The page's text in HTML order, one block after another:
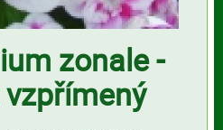
zonale -